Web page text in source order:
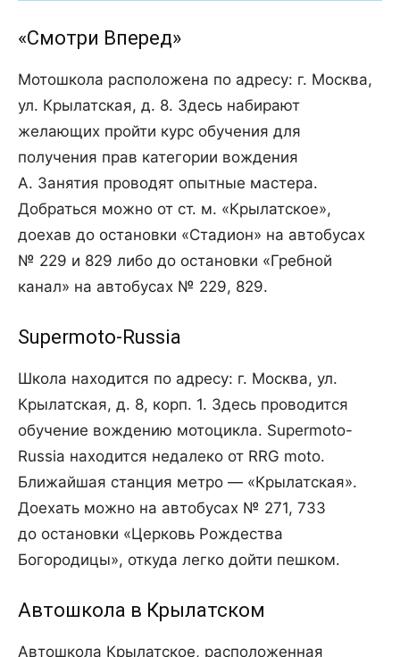
«Смотри Вперед»
Мотошкола расположена по адресу: г. Москва,
ул. Крылатская, д. 8. Здесь набирают
желающих пройти курс обучения для
получения прав категории вождения
А. Занятия проводят опытные мастера.
Добраться можно от ст. м. «Крылатское»,
доехав до остановки «Стадион» на автобусах
№ 229 и 829 либо до остановки «Гребной
канал» на автобусах № 229, 829.
Supermoto-Russia
Школа находится по адресу: г. Москва, ул.
Крылатская, д. 8, корп. 1. Здесь проводится
обучение вождению мотоцикла. Supermoto-
Russia находится недалеко от RRG moto.
Ближайшая станция метро — «Крылатская».
Доехать можно на автобусах № 271, 733
до остановки «Церковь Рождества
Богородицы», откуда легко дойти пешком.
Автошкола в Крылатском
Автошкола Крылатское, расположенная